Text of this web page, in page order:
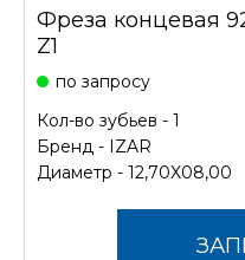
Фреза концевая
Z1
по запросу
Кол-во зубьев - 1
Бренд - IZAR
Диаметр - 12,70X08,00